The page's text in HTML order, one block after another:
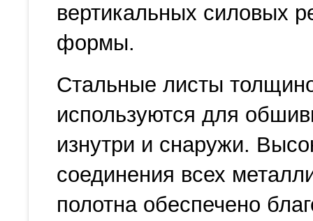
вертикальных силовых
формы.
Стальные листы
используются для
изнутри и снаружи.
соединения всех
полотна обеспечено